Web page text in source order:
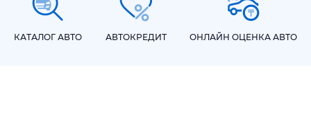
КАТАЛОГ АВТО АВТОКРЕДИТ ОНЛАЙН ОЦЕНКА АВТО